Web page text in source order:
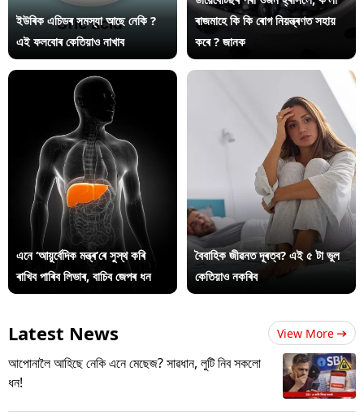
ইউৰিক এচিডৰ সমস্যা আছে নেকি ?
এই ফলবোৰ কেতিয়াও নাখাব
ৰাজমাহে কি কি ৰোগ নিয়ন্ত্ৰণত সহায়
কৰে ? জানক
এনে ‘আয়ুৰ্বেদিক মন্ত্ৰ’ৰে সুস্থ কৰি
ৰাখিব পাৰিব লিভাৰ, বাচিব জেপৰ ধন
বৈবাহিক জীৱনত দূৰত্ব? এই ৫ টা ভুল
কেতিয়াও নকৰিব
Latest News View More
আপোনালৈ আহিছে নেকি এনে মেছেজ? সাৱধান, লুটি নিব সকলো
ধন!